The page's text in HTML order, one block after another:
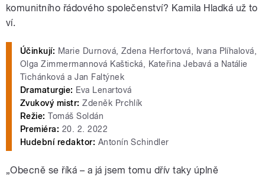
komunitního řádového společenství? Kamila Hladká už to
ví.
Účinkují: Marie Durnová, Zdena Herfortová, Ivana Plíhalová,
Olga Zimmermannová Kaštická, Kateřina Jebavá a Natálie
Tichánková a Jan Faltýnek
Dramaturgie: Eva Lenartová
Zvukový mistr: Zdeněk Prchlík
Režie: Tomáš Soldán
Premiéra: 20. 2. 2022
Hudební redaktor: Antonín Schindler
„Obecně se říká – a já jsem tomu dřív taky úplně